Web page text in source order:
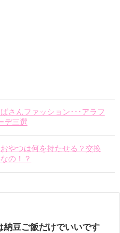
さんファッション･･･アラフ
デ三選
おやつは何を持たせる？交換
の！？
納豆ご飯だけでいいです